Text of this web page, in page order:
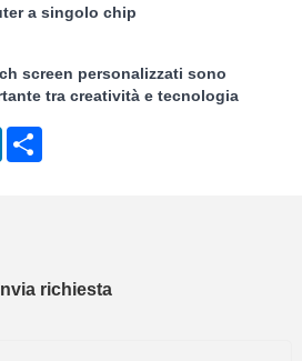
a singolo chip
screen personalizzati sono
tra creatività e tecnologia
LinkedIn
Invia richiesta